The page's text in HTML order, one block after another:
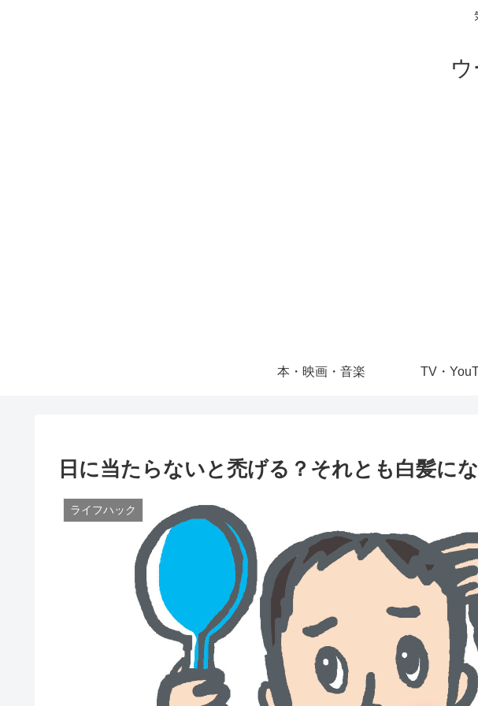
本・映画・音楽 TV・
日に当たらないと禿げる？それとも白髪に
ライフハック